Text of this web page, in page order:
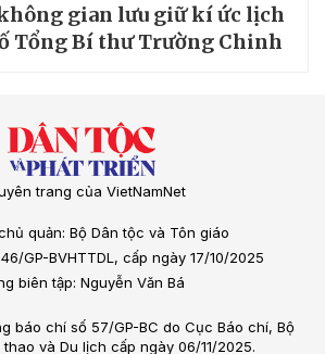
gian lưu giữ kí ức lịch
Tổng Bí thư Trường Chinh
trang của VietNamNet
quản: Bộ Dân tộc và Tôn giáo
GP-BVHTTDL, cấp ngày 17/10/2025
biên tập: Nguyễn Văn Bá
báo chí số 57/GP-BC do Cục Báo chí, Bộ
và Du lịch cấp ngày 06/11/2025.